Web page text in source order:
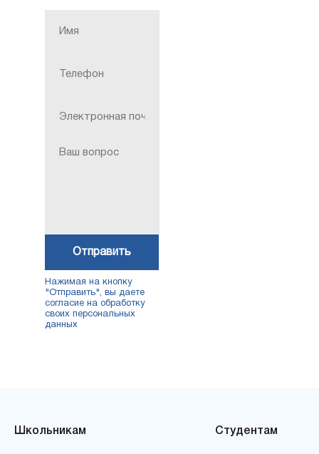
Отправить
Нажимая на кнопку
"Отправить", вы даете
согласие на обработку
своих персональных
данных
Школьникам Студентам